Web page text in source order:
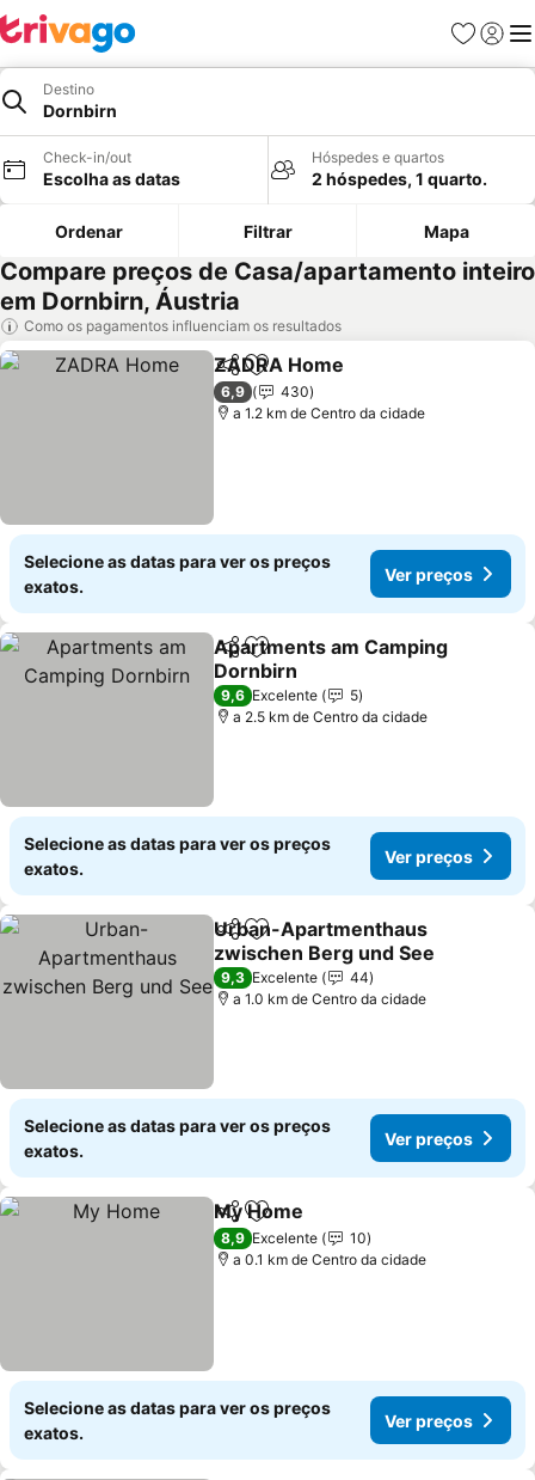
Favoritos
Iniciar
Destino
Dornbirn
Check-in/out
Escolha as datas
Hóspedes e quartos
2 hóspedes, 1 quarto.
Ordenar Filtrar Mapa
Compare preços de Casa/apartamento inteiro
em Dornbirn, Áustria
Como os pagamentos influenciam os resultados
PartilharAdicionar aos favoritos
ZADRA Home
6,9
430
a 1.2 km de Centro da cidade
Selecione as datas para ver os preços
exatos.
Ver preços
PartilharAdicionar aos favoritos
Apartments am Camping
Dornbirn
9,6 Excelente
5
a 2.5 km de Centro da cidade
Selecione as datas para ver os preços
exatos.
Ver preços
PartilharAdicionar aos favoritos
Urban-Apartmenthaus
zwischen Berg und See
9,3 Excelente
44
a 1.0 km de Centro da cidade
Selecione as datas para ver os preços
exatos.
Ver preços
PartilharAdicionar aos favoritos
My Home
8,9 Excelente
10
a 0.1 km de Centro da cidade
Selecione as datas para ver os preços
exatos.
Ver preços